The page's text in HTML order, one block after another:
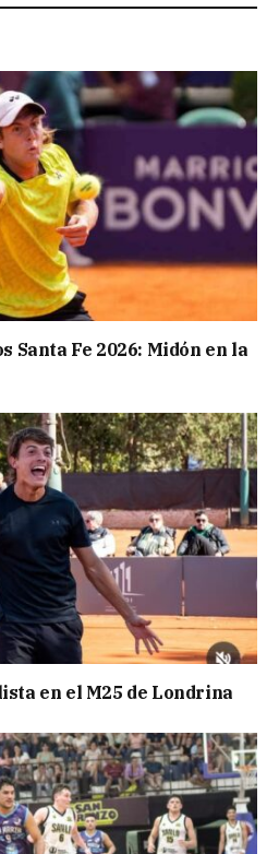
Santa Fe 2026: Midón en la
en el M25 de Londrina